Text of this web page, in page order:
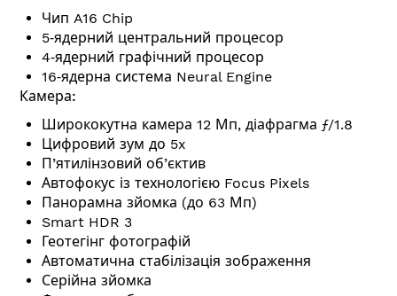
Чип A16 Chip
5‑ядерний центральний процесор
4‑ядерний графічний процесор
16‑ядерна система Neural Engine
Камера:
Ширококутна камера 12 Мп, діафрагма ƒ/1.8
Цифровий зум до 5x
П’ятилінзовий об’єктив
Автофокус із технологією Focus Pixels
Панорамна зйомка (до 63 Мп)
Smart HDR 3
Геотегінг фотографій
Автоматична стабілізація зображення
Серійна зйомка